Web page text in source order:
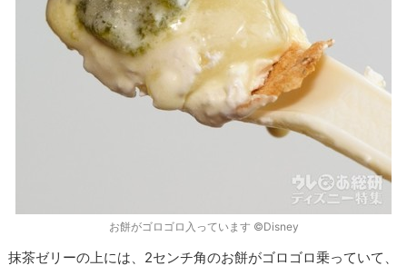
お餅がゴロゴロ入っています ©Disney
抹茶ゼリーの上には、2センチ角のお餅がゴロゴロ乗っていて、